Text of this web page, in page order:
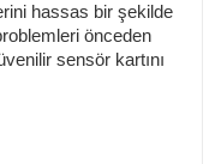
hassas bir şekilde
önceden
sensör kartını